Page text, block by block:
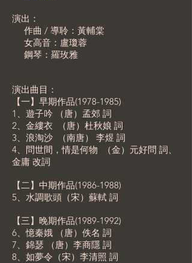
演出：
作曲 / 導聆：黃輔棠
女高音：盧瓊蓉
鋼琴：羅玫雅
演出曲目：
【一】早期作品(1978-1985)
1、遊子吟 （唐）孟郊 詞
2、金縷衣 （唐）杜秋娘 詞
3、浪淘沙 （南唐） 李煜 詞
4、問世間，情是何物 （金）元好問 詞、
金庸 改詞
【二】中期作品(1986-1988)
5、水調歌頭（宋）蘇軾 詞
【三】晚期作品(1989-1992)
6、憶秦娥 （唐）佚名 詞
7、錦瑟 （唐）李商隱 詞
8、如夢令（宋）李清照 詞